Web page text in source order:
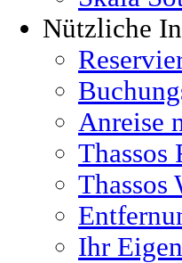
Nützliche
Anreise
Thassos
Thassos
Ihr